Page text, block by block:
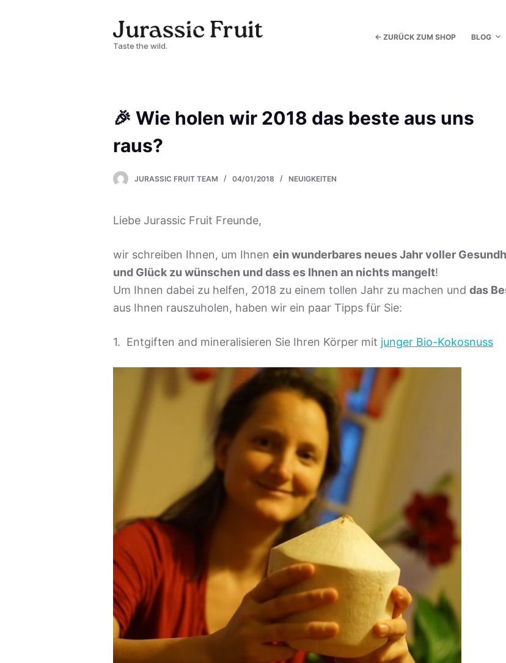
Taste the wild.
← ZURÜCK ZUM SHOP BLOG
🎉 Wie holen wir 2018 das beste aus uns
raus?
JURASSIC FRUIT TEAM 04/01/2018 NEUIGKEITEN
Liebe Jurassic Fruit Freunde,
wir schreiben Ihnen, um Ihnen ein wunderbares neues Jahr voller
und Glück zu wünschen und dass es Ihnen an nichts mangelt!
Um Ihnen dabei zu helfen, 2018 zu einem tollen Jahr zu machen und das
aus Ihnen rauszuholen, haben wir ein paar Tipps für Sie:
1. Entgiften and mineralisieren Sie Ihren Körper mit junger Bio-Kokosnuss